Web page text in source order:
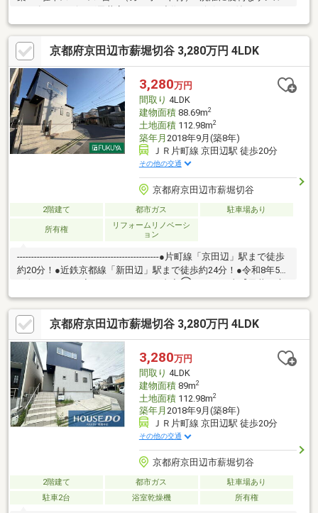
年12月外壁洗浄実施！■室内大変丁寧にお使いです！
京都府京田辺市薪堀切谷 3,280万円 4LDK
3,280万円
間取り 4LDK
建物面積88.69m2
土地面積112.98m2
築年月 2018年9月(築8年)
ＪＲ片町線 京田辺駅 徒歩20分
その他の交通
京都府京田辺市薪堀切谷
2階建て 都市ガス 駐車場あり
所有権
リフォームリノベーシ
ョン
--------------------------------------------------●片町線「京田辺」駅まで徒歩
約20分！●近鉄京都線「新田辺」駅まで徒歩約24分！●令和8年5月
下旬リフォーム完了！※リフォーム内容①クロス工事【天井、床
【全居室、廊下、玄関、洗面所、トイレ】②設備工事【キッチ
ン：コンロ・水栓交換、浴室：シャワーヘッド・ホース交換、扉
新調【洗面所収納、和室クローゼット】③その他工事【一階和室
畳表替え、ハウスクリーニング等】●閑静で整った住宅街となり
ます！子育てを考えていらっしゃるご夫婦やお子様の多いご家族
にオススメの物件となります♪
京都府京田辺市薪堀切谷 3,280万円 4LDK
3,280万円
間取り 4LDK
建物面積89m2
土地面積112.98m2
築年月 2018年9月(築8年)
ＪＲ片町線 京田辺駅 徒歩20分
その他の交通
京都府京田辺市薪堀切谷
2階建て 都市ガス
駐車場あり
駐車2台
浴室乾燥機 所有権